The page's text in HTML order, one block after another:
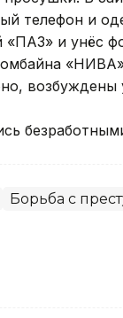
телефон и
и унёс
возбуждены
Борьба с